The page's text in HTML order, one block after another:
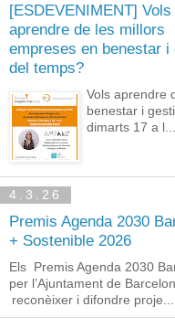
[ESDEVENIMENT] Vols
aprendre de les millors
empreses en benestar i
del temps?
Vols aprendre
benestar i
dimarts 17 a l...
4.3.26
Premis Agenda 2030
+ Sostenible 2026
Els Premis Agenda 2030
per l’Ajuntament de
reconèixer i difondre proje...